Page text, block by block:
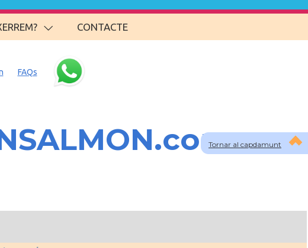
CONTACTE
Tornar al capdamunt
FAQs